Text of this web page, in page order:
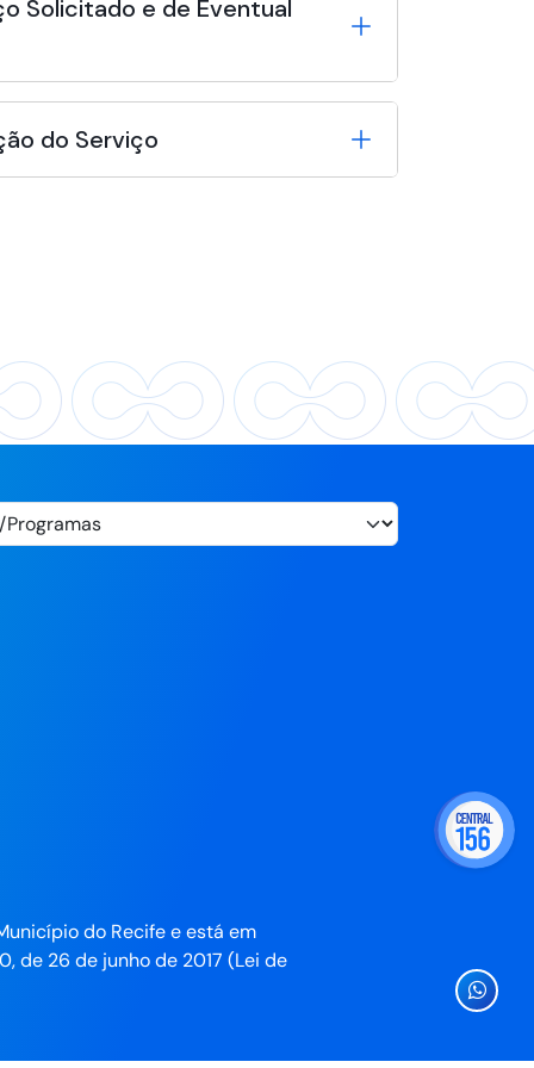
Solicitado e de Eventual
do Serviço
Ícone
do Recife e está em
de 26 de junho de 2017 (Lei de